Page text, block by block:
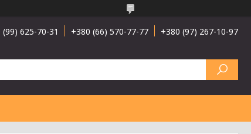
(99) 625-70-31 +380 (66) 570-77-77 +380 (97) 267-10-97